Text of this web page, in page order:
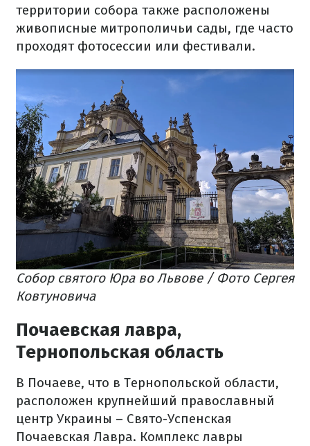
территории собора также расположены
живописные митрополичьи сады, где часто
проходят фотосессии или фестивали.
Собор святого Юра во Львове / Фото Сергея
Ковтуновича
Почаевская лавра,
Тернопольская область
В Почаеве, что в Тернопольской области,
расположен крупнейший православный
центр Украины – Свято-Успенская
Почаевская Лавра. Комплекс лавры